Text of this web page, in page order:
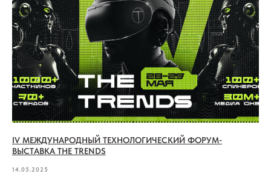
IV МЕЖДУНАРОДНЫЙ ТЕХНОЛОГИЧЕСКИЙ ФОРУМ-
ВЫСТАВКА THE TRENDS
14.05.2025